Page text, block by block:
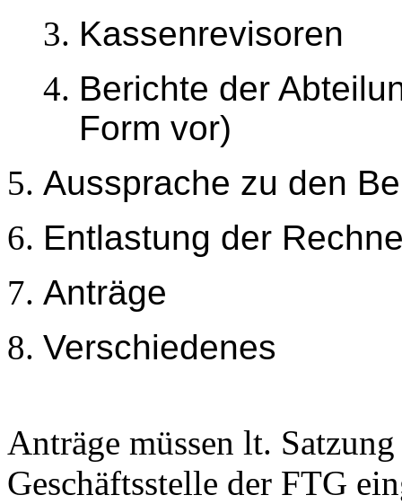
Kassenrevisoren
Berichte der
Form vor)
Aussprache zu den
Entlastung der
Anträge
Verschiedenes
Anträge müssen lt.
Geschäftsstelle der FTG